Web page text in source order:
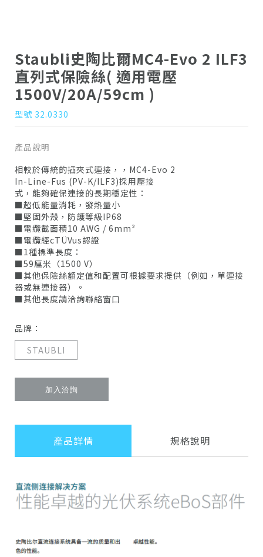
Staubli史陶比爾MC4-Evo 2 ILF3
直列式保險絲( 適用電壓
1500V/20A/59cm )
型號 32.0330
產品說明
相較於傳統的插夾式連接，，MC4-Evo 2
In-Line-Fus (PV-K/ILF3)採用壓接
式，能夠確保連接的長期穩定性：
■超低能量消耗，發熱量小
■堅固外殼，防護等級IP68
■電纜截面積10 AWG / 6mm²
■電纜經cTÜVus認證
■1種標準長度：
■59厘米（1500 V）
■其他保險絲額定值和配置可根據要求提供（例如，單連接
器或無連接器）。
■其他長度請洽詢聯絡窗口
品牌：
STAUBLI
加入洽詢
產品詳情 規格說明